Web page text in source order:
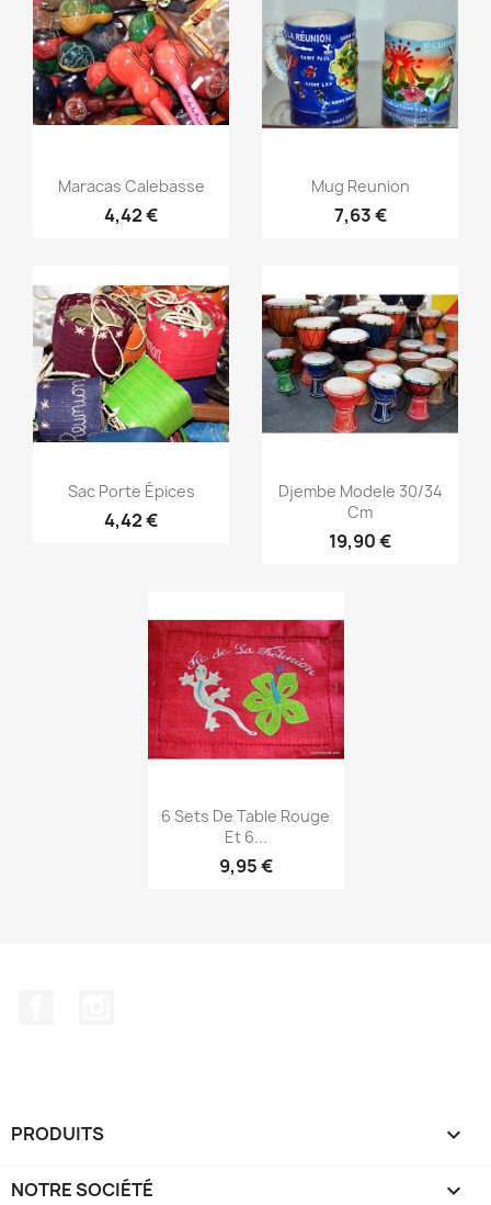
Aperçu rapide
Maracas Calebasse
4,42 €
Aperçu rapide
Mug Reunion
7,63 €
Aperçu rapide
Sac Porte Épices
4,42 €
Aperçu rapide
Djembe Modele 30/34
Cm
19,90 €
Aperçu rapide
6 Sets De Table Rouge
Et 6...
9,95 €
PRODUITS 
NOTRE SOCIÉTÉ 